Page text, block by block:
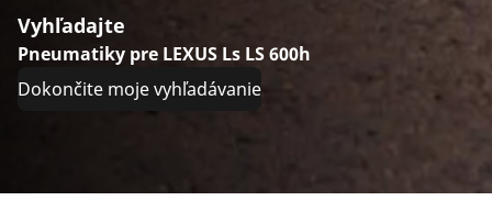
Vyhľadajte
Pneumatiky pre LEXUS Ls LS 600h
Dokončite moje vyhľadávanie